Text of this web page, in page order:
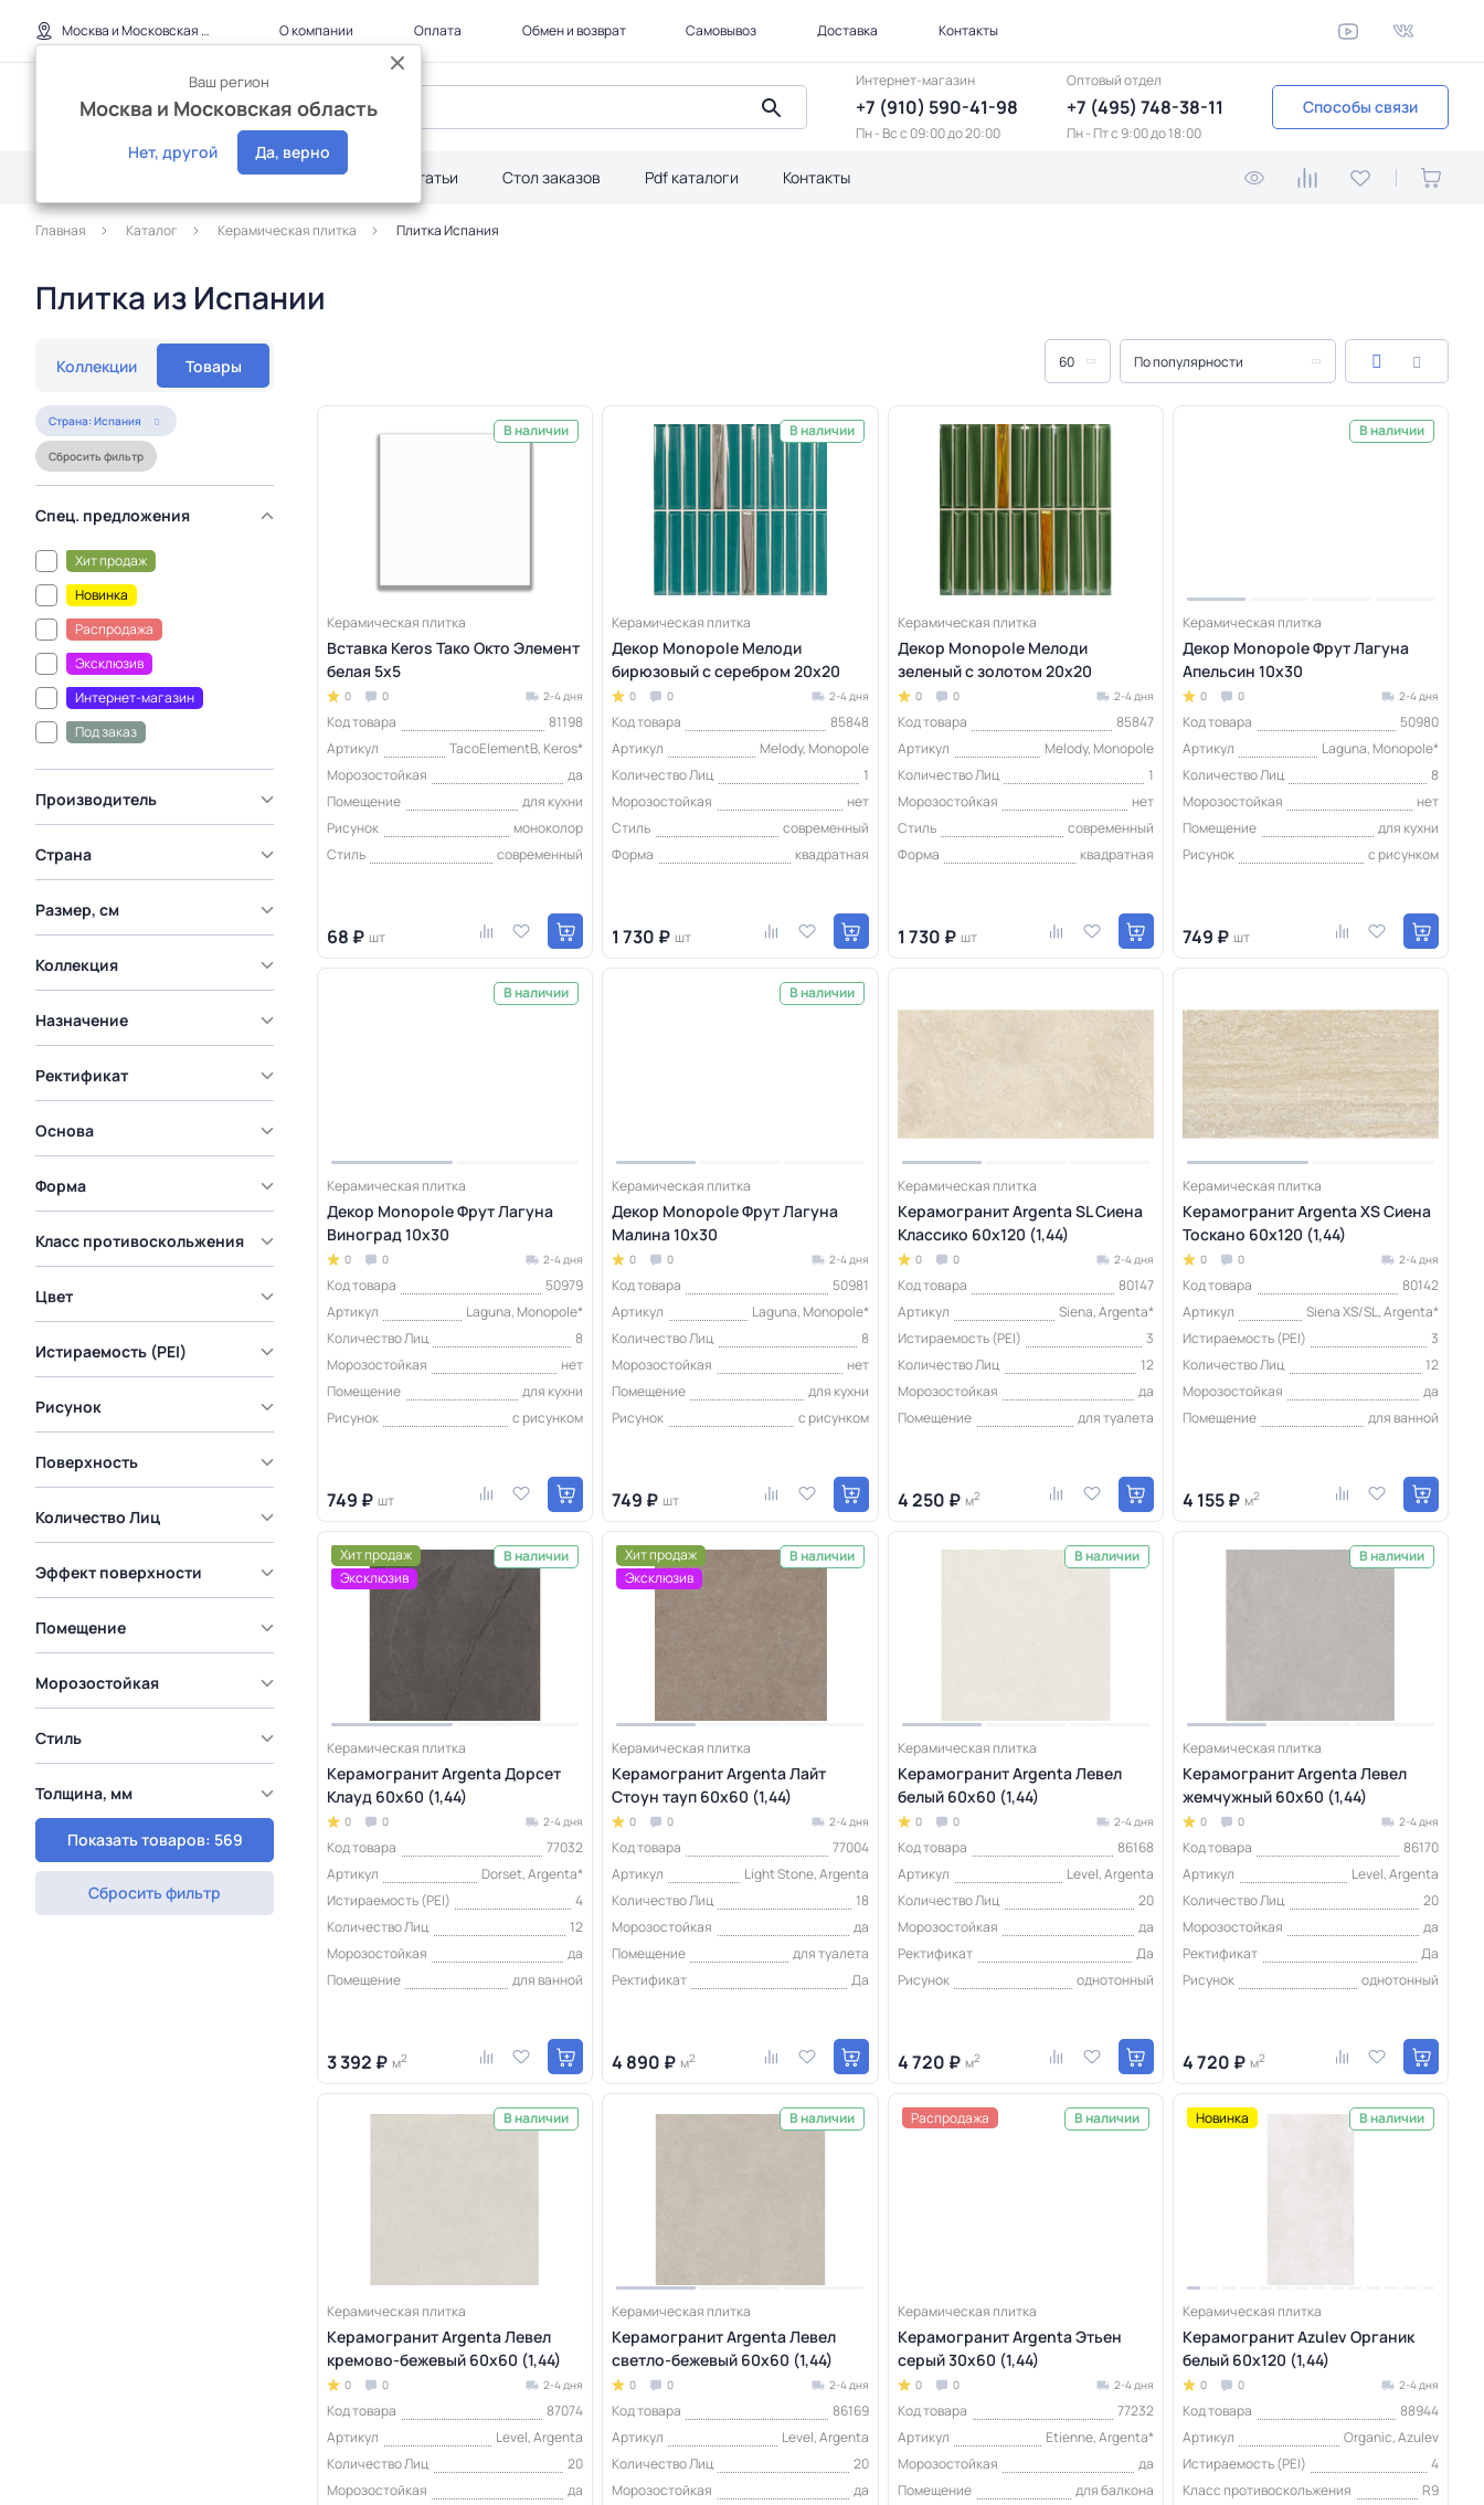
Москва и Московская область
Ваш регион
Москва и Московская область
Нет, другой Да, верно
О компании Оплата Обмен и возврат Самовывоз Доставка Контакты
Интернет-магазин
+7 (910) 590-41-98
Пн - Вс с 09:00 до 20:00
Оптовый отдел
+7 (495) 748-38-11
Пн - Пт c 9:00 до 18:00
Способы связи
Дилерам Акции Статьи Стол заказов Pdf каталоги Контакты
Главная Каталог Керамическая плитка Плитка Испания
Плитка из Испании
Коллекции Товары
Страна: Испания
Сбросить фильтр
Спец. предложения
Хит продаж
Новинка
Распродажа
Эксклюзив
Интернет-магазин
Под заказ
Производитель
Страна
Размер, см
Коллекция
Назначение
Ректификат
Основа
Форма
Класс противоскольжения
Цвет
Истираемость (PEI)
Рисунок
Поверхность
Количество Лиц
Эффект поверхности
Помещение
Морозостойкая
Стиль
Толщина, мм
Показать товаров: 569
Сбросить фильтр
60 По популярности
В наличии
Керамическая плитка
Вставка Keros Тако Окто Элемент
белая 5x5
0 0 2-4 дня
Код товара
81198
Артикул
TacoElementB, Keros*
Морозостойкая
да
Помещение
для кухни
Рисунок
моноколор
Стиль
современный
68 ₽ шт
В наличии
Керамическая плитка
Декор Monopole Мелоди
бирюзовый с серебром 20x20
0 0 2-4 дня
Код товара
85848
Артикул
Melody, Monopole
Количество Лиц
1
Морозостойкая
нет
Стиль
современный
Форма
квадратная
1 730 ₽ шт
Керамическая плитка
Декор Monopole Мелоди
зеленый с золотом 20x20
0 0 2-4 дня
Код товара
85847
Артикул
Melody, Monopole
Количество Лиц
1
Морозостойкая
нет
Стиль
современный
Форма
квадратная
1 730 ₽ шт
В наличии
Керамическая плитка
Декор Monopole Фрут Лагуна
Апельсин 10x30
0 0 2-4 дня
Код товара
50980
Артикул
Laguna, Monopole*
Количество Лиц
8
Морозостойкая
нет
Помещение
для кухни
Рисунок
с рисунком
749 ₽ шт
В наличии
Керамическая плитка
Декор Monopole Фрут Лагуна
Виноград 10x30
0 0 2-4 дня
Код товара
50979
Артикул
Laguna, Monopole*
Количество Лиц
8
Морозостойкая
нет
Помещение
для кухни
Рисунок
с рисунком
749 ₽ шт
В наличии
Керамическая плитка
Декор Monopole Фрут Лагуна
Малина 10x30
0 0 2-4 дня
Код товара
50981
Артикул
Laguna, Monopole*
Количество Лиц
8
Морозостойкая
нет
Помещение
для кухни
Рисунок
с рисунком
749 ₽ шт
Керамическая плитка
Керамогранит Argenta SL Сиена
Классико 60x120 (1,44)
0 0 2-4 дня
Код товара
80147
Артикул
Siena, Argenta*
Истираемость (PEI)
3
Количество Лиц
12
Морозостойкая
да
Помещение
для туалета
4 250 ₽ м2
Керамическая плитка
Керамогранит Argenta XS Сиена
Тоскано 60x120 (1,44)
0 0 2-4 дня
Код товара
80142
Артикул
Siena XS/SL, Argenta*
Истираемость (PEI)
3
Количество Лиц
12
Морозостойкая
да
Помещение
для ванной
4 155 ₽ м2
Хит продаж
Эксклюзив
В наличии
Керамическая плитка
Керамогранит Argenta Дорсет
Клауд 60x60 (1,44)
0 0 2-4 дня
Код товара
77032
Артикул
Dorset, Argenta*
Истираемость (PEI)
4
Количество Лиц
12
Морозостойкая
да
Помещение
для ванной
3 392 ₽ м2
Хит продаж
Эксклюзив
В наличии
Керамическая плитка
Керамогранит Argenta Лайт
Стоун тауп 60x60 (1,44)
0 0 2-4 дня
Код товара
77004
Артикул
Light Stone, Argenta
Количество Лиц
18
Морозостойкая
да
Помещение
для туалета
Ректификат
Да
4 890 ₽ м2
В наличии
Керамическая плитка
Керамогранит Argenta Левел
белый 60x60 (1,44)
0 0 2-4 дня
Код товара
86168
Артикул
Level, Argenta
Количество Лиц
20
Морозостойкая
да
Ректификат
Да
Рисунок
однотонный
4 720 ₽ м2
В наличии
Керамическая плитка
Керамогранит Argenta Левел
жемчужный 60x60 (1,44)
0 0 2-4 дня
Код товара
86170
Артикул
Level, Argenta
Количество Лиц
20
Морозостойкая
да
Ректификат
Да
Рисунок
однотонный
4 720 ₽ м2
В наличии
Керамическая плитка
Керамогранит Argenta Левел
кремово-бежевый 60x60 (1,44)
0 0 2-4 дня
Код товара
87074
Артикул
Level, Argenta
Количество Лиц
20
Морозостойкая
да
В наличии
Керамическая плитка
Керамогранит Argenta Левел
светло-бежевый 60x60 (1,44)
0 0 2-4 дня
Код товара
86169
Артикул
Level, Argenta
Количество Лиц
20
Морозостойкая
да
Распродажа В наличии
Керамическая плитка
Керамогранит Argenta Этьен
серый 30x60 (1,44)
0 0 2-4 дня
Код товара
77232
Артикул
Etienne, Argenta*
Морозостойкая
да
Помещение
для балкона
Новинка В наличии
Керамическая плитка
Керамогранит Azulev Органик
белый 60x120 (1,44)
0 0 2-4 дня
Код товара
88944
Артикул
Organic, Azulev
Истираемость (PEI)
4
Класс противоскольжения
R9